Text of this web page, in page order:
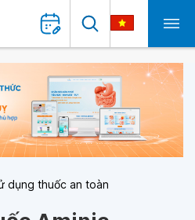
dụng thuốc an toàn